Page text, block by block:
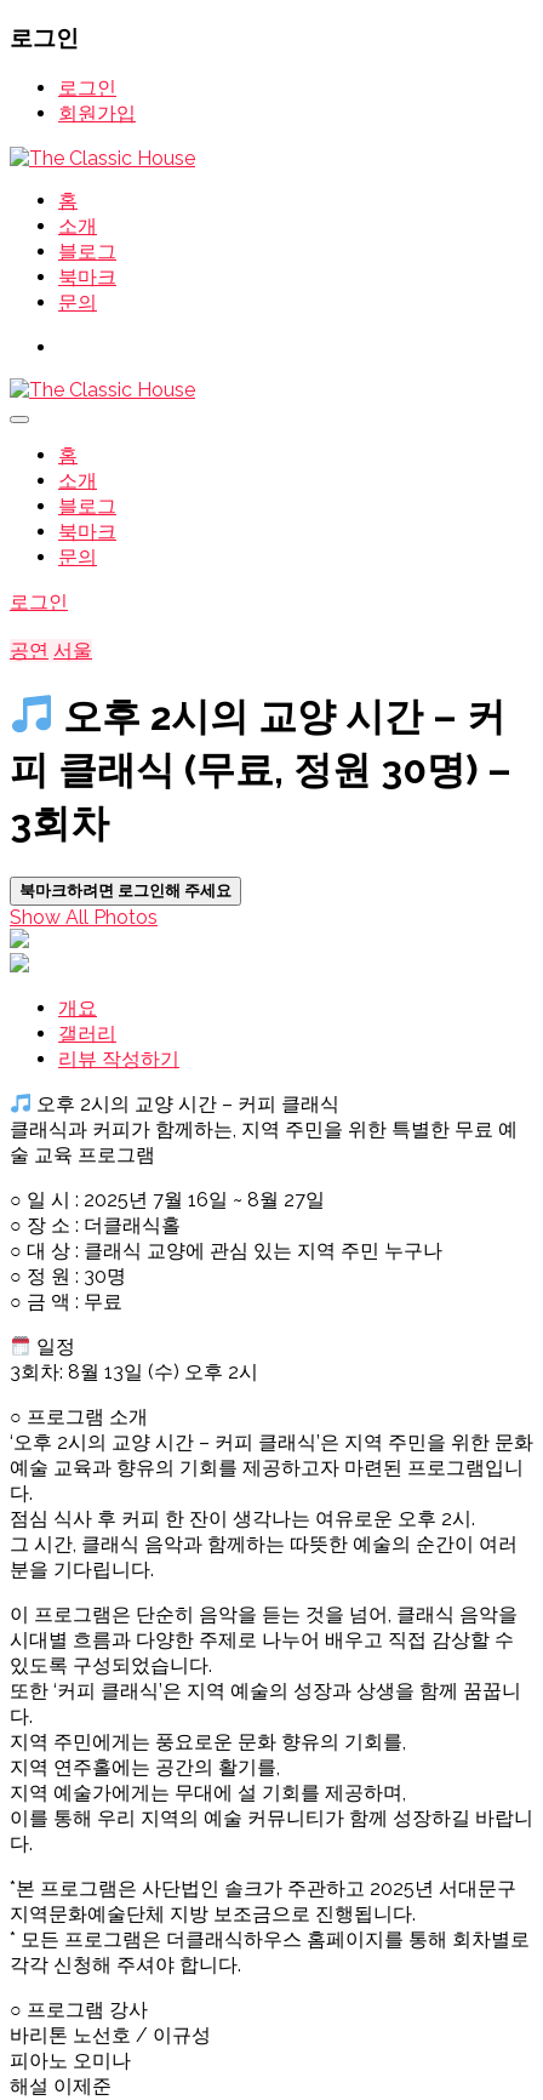
로그인
로그인
회원가입
홈
소개
블로그
북마크
문의
홈
소개
블로그
북마크
문의
로그인
공연 서울
오후 2시의 교양 시간 – 커
피 클래식 (무료, 정원 30명) –
3회차
북마크하려면 로그인해 주세요
Show All Photos
개요
갤러리
리뷰 작성하기
오후 2시의 교양 시간 – 커피 클래식
클래식과 커피가 함께하는, 지역 주민을 위한 특별한 무료 예
술 교육 프로그램
○ 일 시 : 2025년 7월 16일 ~ 8월 27일
○ 장 소 : 더클래식홀
○ 대 상 : 클래식 교양에 관심 있는 지역 주민 누구나
○ 정 원 : 30명
○ 금 액 : 무료
일정
3회차: 8월 13일 (수) 오후 2시
○ 프로그램 소개
‘오후 2시의 교양 시간 – 커피 클래식’은 지역 주민을 위한 문화
예술 교육과 향유의 기회를 제공하고자 마련된 프로그램입니
다.
점심 식사 후 커피 한 잔이 생각나는 여유로운 오후 2시.
그 시간, 클래식 음악과 함께하는 따뜻한 예술의 순간이 여러
분을 기다립니다.
이 프로그램은 단순히 음악을 듣는 것을 넘어, 클래식 음악을
시대별 흐름과 다양한 주제로 나누어 배우고 직접 감상할 수
있도록 구성되었습니다.
또한 ‘커피 클래식’은 지역 예술의 성장과 상생을 함께 꿈꿉니
다.
지역 주민에게는 풍요로운 문화 향유의 기회를,
지역 연주홀에는 공간의 활기를,
지역 예술가에게는 무대에 설 기회를 제공하며,
이를 통해 우리 지역의 예술 커뮤니티가 함께 성장하길 바랍니
다.
*본 프로그램은 사단법인 솔크가 주관하고 2025년 서대문구
지역문화예술단체 지방 보조금으로 진행됩니다.
* 모든 프로그램은 더클래식하우스 홈페이지를 통해 회차별로
각각 신청해 주셔야 합니다.
○ 프로그램 강사
바리톤 노선호 / 이규성
피아노 오미나
해설 이제준